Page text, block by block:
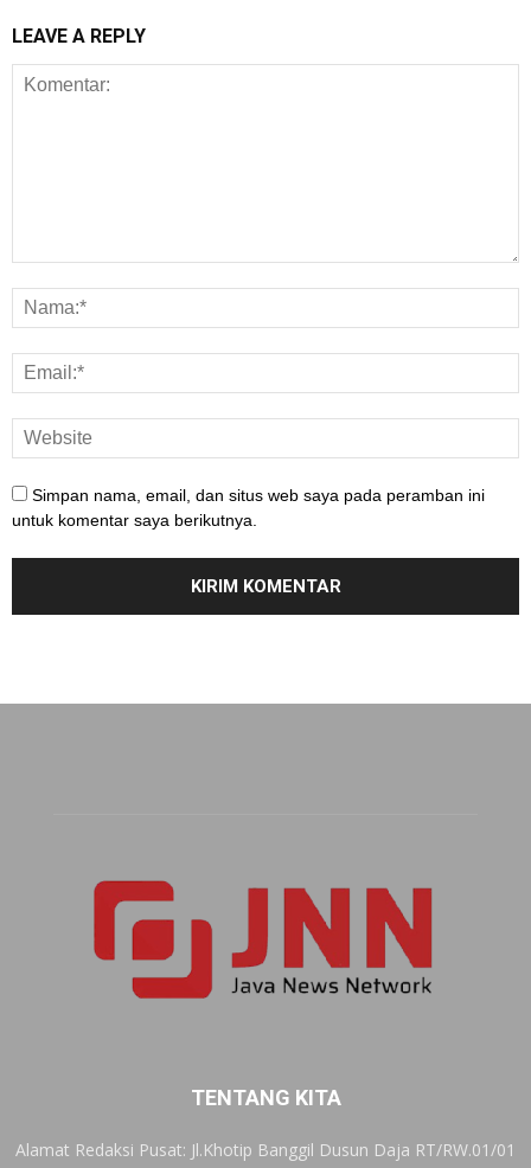
LEAVE A REPLY
Simpan nama, email, dan situs web saya pada peramban ini
untuk komentar saya berikutnya.
TENTANG KITA
Alamat Redaksi Pusat: Jl.Khotip Banggil Dusun Daja RT/RW.01/01